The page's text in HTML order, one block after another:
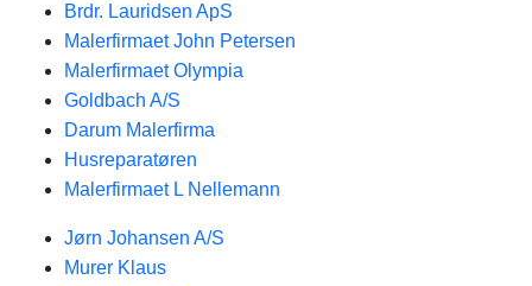
Brdr. Lauridsen ApS
Malerfirmaet John Petersen
Malerfirmaet Olympia
Goldbach A/S
Darum Malerfirma
Husreparatøren
Malerfirmaet L Nellemann
Jørn Johansen A/S
Murer Klaus